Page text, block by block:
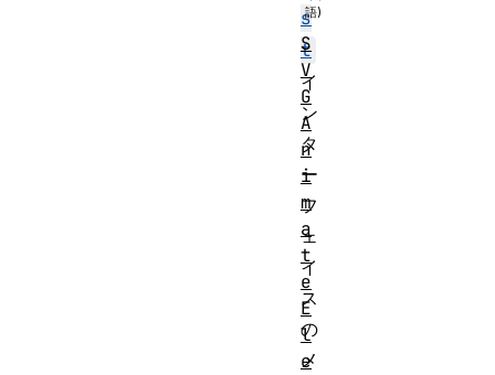
s
t
イ
ン
タ
ー
フ
ェ
イ
ス
の
メ
S
V
G
A
n
i
m
a
t
e
E
l
e